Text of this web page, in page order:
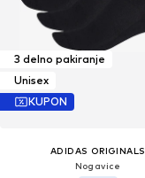
3 delno pakiranje
Unisex
KUPON
ADIDAS ORIGINALS
Nogavice